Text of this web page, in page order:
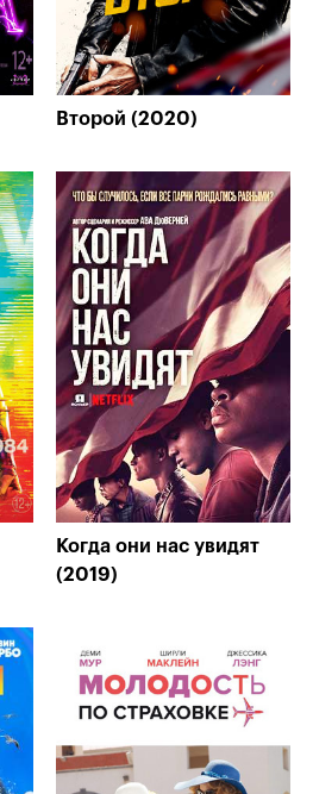
Второй (2020)
Когда они нас увидят
(2019)